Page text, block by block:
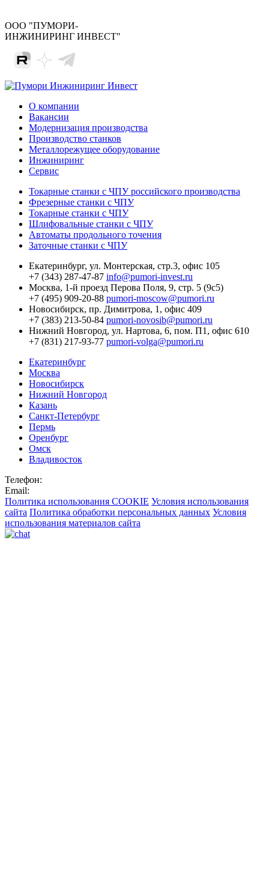
ООО "ПУМОРИ-
ИНЖИНИРИНГ ИНВЕСТ"
О компании
Вакансии
Модернизация производства
Производство станков
Металлорежущее оборудование
Инжиниринг
Сервис
Токарные станки с ЧПУ российского производства
Фрезерные станки с ЧПУ
Токарные станки с ЧПУ
Шлифовальные станки с ЧПУ
Автоматы продольного точения
Заточные станки с ЧПУ
Екатеринбург, ул. Монтерская, стр.3, офис 105
+7 (343) 287-47-87 info@pumori-invest.ru
Москва, 1-й проезд Перова Поля, 9, стр. 5 (9с5)
+7 (495) 909-20-88 pumori-moscow@pumori.ru
Новосибирск, пр. Димитрова, 1, офис 409
+7 (383) 213-50-84 pumori-novosib@pumori.ru
Нижний Новгород, ул. Нартова, 6, пом. П1, офис 610
+7 (831) 217-93-77 pumori-volga@pumori.ru
Екатеринбург
Москва
Новосибирск
Нижний Новгород
Казань
Санкт-Петербург
Пермь
Оренбург
Омск
Владивосток
Телефон:
Email:
Политика использования COOKIE Условия использования
сайта Политика обработки персональных данных Условия
использования материалов сайта